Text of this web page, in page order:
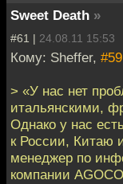
Sweet Death »
#61 | 24.08.11 15:53
Кому: Sheffer, #59
> «У нас нет
итальянскими,
Однако у нас
к России, Китаю
менеджер по
компании